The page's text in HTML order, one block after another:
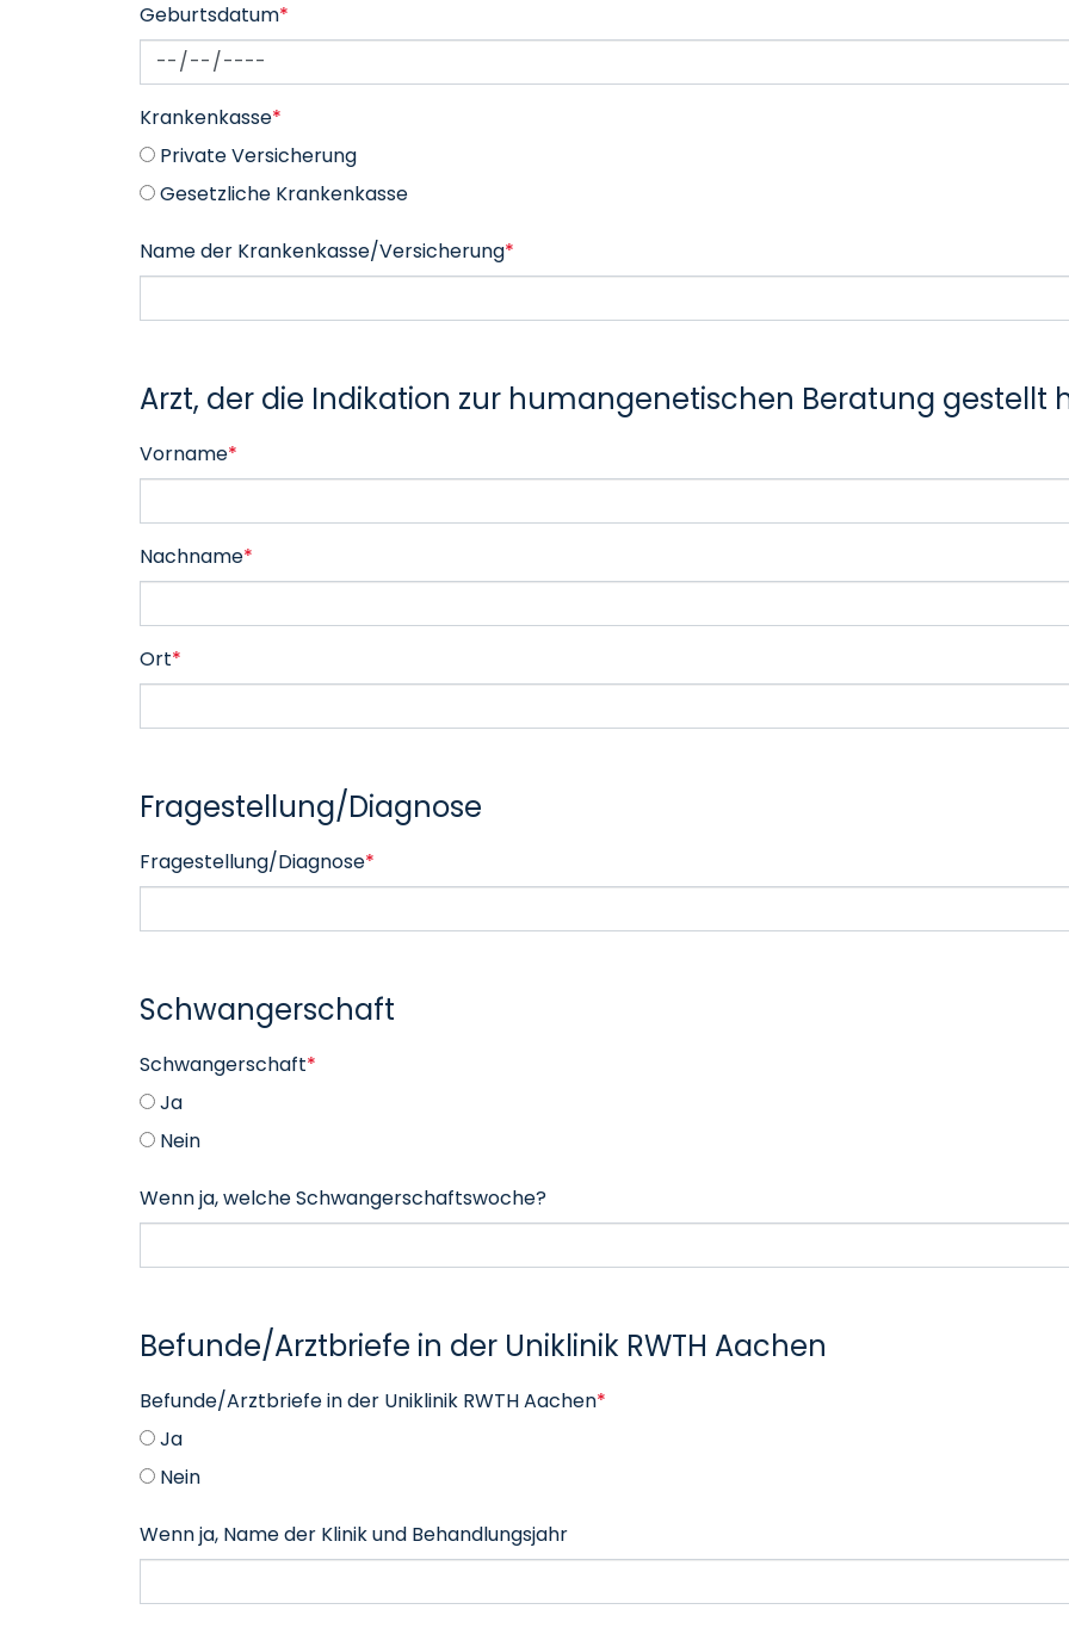
Geburtsdatum*
Krankenkasse*
Private Versicherung
Gesetzliche Krankenkasse
Name der Krankenkasse/Versicherung*
Arzt, der die Indikation zur humangenetischen Beratung gestellt
Vorname*
Nachname*
Ort*
Fragestellung/Diagnose
Fragestellung/Diagnose*
Schwangerschaft
Schwangerschaft*
Ja
Nein
Wenn ja, welche Schwangerschaftswoche?
Befunde/Arztbriefe in der Uniklinik RWTH Aachen
Befunde/Arztbriefe in der Uniklinik RWTH Aachen*
Ja
Nein
Wenn ja, Name der Klinik und Behandlungsjahr